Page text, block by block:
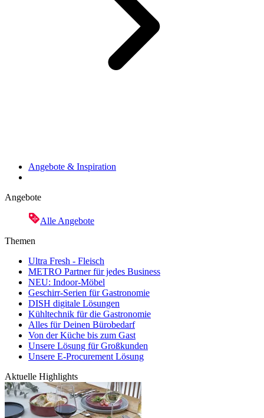
Angebote & Inspiration
Angebote
Alle Angebote
Themen
Ultra Fresh - Fleisch
METRO Partner für jedes Business
NEU: Indoor-Möbel
Geschirr-Serien für Gastronomie
DISH digitale Lösungen
Kühltechnik für die Gastronomie
Alles für Deinen Bürobedarf
Von der Küche bis zum Gast
Unsere Lösung für Großkunden
Unsere E-Procurement Lösung
Aktuelle Highlights